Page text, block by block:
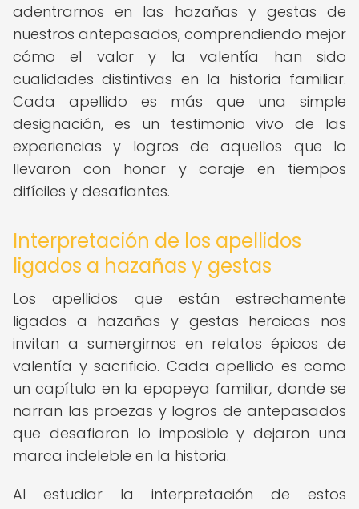
adentrarnos en las hazañas y gestas de
nuestros antepasados, comprendiendo mejor
cómo el valor y la valentía han sido
cualidades distintivas en la historia familiar.
Cada apellido es más que una simple
designación, es un testimonio vivo de las
experiencias y logros de aquellos que lo
llevaron con honor y coraje en tiempos
difíciles y desafiantes.
Interpretación de los apellidos
ligados a hazañas y gestas
Los apellidos que están estrechamente
ligados a hazañas y gestas heroicas nos
invitan a sumergirnos en relatos épicos de
valentía y sacrificio. Cada apellido es como
un capítulo en la epopeya familiar, donde se
narran las proezas y logros de antepasados
que desafiaron lo imposible y dejaron una
marca indeleble en la historia.
Al estudiar la interpretación de estos